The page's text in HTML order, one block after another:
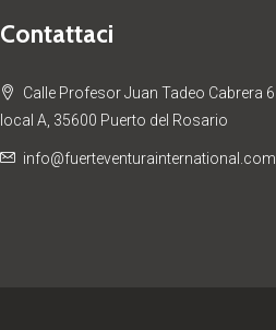
Contattaci
Calle Profesor Juan Tadeo Cabrera 6
local A, 35600 Puerto del Rosario
info@fuerteventurainternational.com